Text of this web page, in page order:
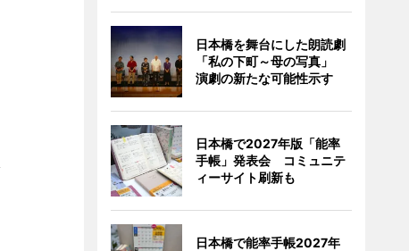
日本橋を舞台にした朗読劇
「私の下町～母の写真」
演劇の新たな可能性示す
日本橋で2027年版「能率
手帳」発表会 コミュニテ
ィーサイト刷新も
日本橋で能率手帳2027年